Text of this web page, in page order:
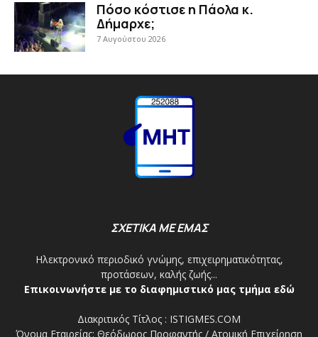
Πόσο κόστισε η Πάολα κ.
Δήμαρχε;
7 Αυγούστου 2026
ΣΧΕΤΙΚΑ ΜΕ ΕΜΑΣ
Ηλεκτρονικό περιοδικό γνώμης, επιχειρηματικότητας,
προτάσεων, καλής ζωής...
Επικοινωνήστε με το διαφημιστικό μας τμήμα εδώ
Διακριτικός Τίτλος : ISTIGMES.COM
Όνομα Εταιρείας: Θεόδωρος Προφαντής / Ατομική Επιχείρηση